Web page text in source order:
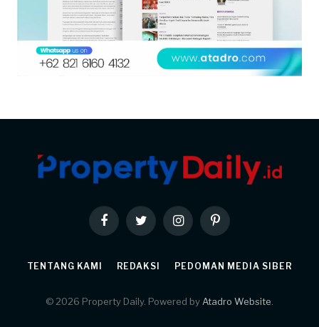
FacebookTwitter InstagramPinterest
TENTANG KAMI REDAKSI PEDOMAN MEDIA SIBER
© 2026 Property Daily. Powered by Atadro Website